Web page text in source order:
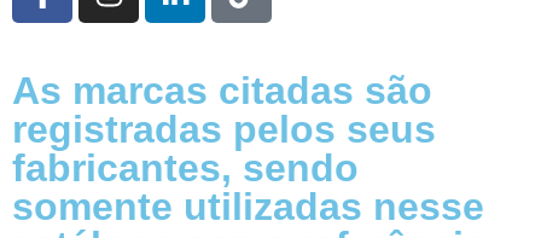
As marcas citadas são
registradas pelos seus
fabricantes, sendo
somente utilizadas nesse